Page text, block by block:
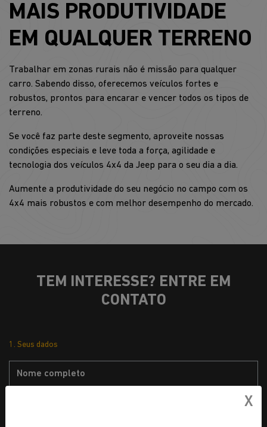
MAIS PRODUTIVIDADE
EM QUALQUER TERRENO
Trabalhar em zonas rurais não é missão para qualquer
carro. Sabendo disso, oferecemos veículos fortes e
robustos, prontos para encarar e vencer todos os tipos de
terreno.
Se você faz parte deste segmento, aproveite nossas
condições especiais e leve toda a força, agilidade e
tecnologia dos veículos 4x4 da Jeep para o seu dia a dia.
Aumente a produtividade do seu negócio no campo com os
4x4 mais robustos e com melhor desempenho do mercado.
TEM INTERESSE? ENTRE EM
CONTATO
1. Seus dados
X